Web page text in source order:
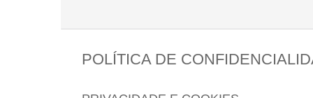
POLÍTICA DE